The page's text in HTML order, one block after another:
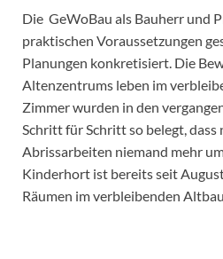
Die GeWoBau als Bauherr und
praktischen Voraussetzungen
Planungen konkretisiert. Die
Altenzentrums leben im
Zimmer wurden in den
Schritt für Schritt so belegt,
Abrissarbeiten niemand mehr
Kinderhort ist bereits seit
Räumen im verbleibenden Altbau.